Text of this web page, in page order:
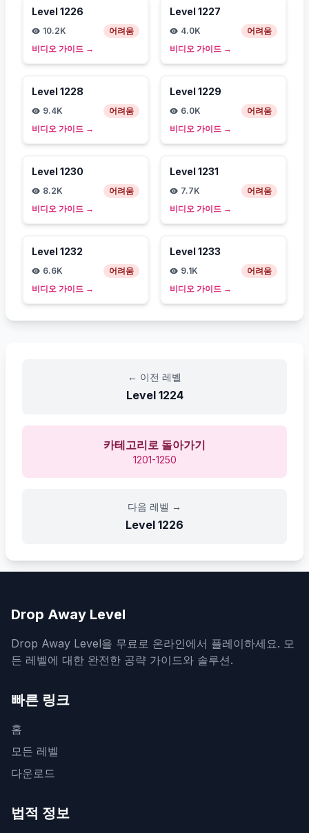
Level 1226
10.2K
어려움
비디오 가이드 →
Level 1227
4.0K
어려움
비디오 가이드 →
Level 1228
9.4K
어려움
비디오 가이드 →
Level 1229
6.0K
어려움
비디오 가이드 →
Level 1230
8.2K
어려움
비디오 가이드 →
Level 1231
7.7K
어려움
비디오 가이드 →
Level 1232
6.6K
어려움
비디오 가이드 →
Level 1233
9.1K
어려움
비디오 가이드 →
← 이전 레벨
Level 1224
카테고리로 돌아가기
1201-1250
다음 레벨 →
Level 1226
Drop Away Level
Drop Away Level을 무료로 온라인에서 플레이하세요. 모
든 레벨에 대한 완전한 공략 가이드와 솔루션.
빠른 링크
홈
모든 레벨
다운로드
법적 정보